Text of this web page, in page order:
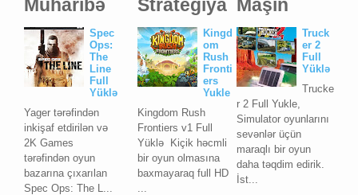
Müharibə
Spec
Ops:
The
Line
Full
Yüklə
Yager tərəfindən
inkişaf etdirilən və
2K Games
tərəfindən oyun
bazarına çıxarılan
Spec Ops: The L...
Maşın
Truck
er 2
Full
Yüklə
Trucke
r 2 Full Yukle,
Simulator oyunlarını
sevənlər üçün
maraqlı bir oyun
daha təqdim edirik.
İst...
Strategiya
Kingd
om
Rush
Fronti
ers
Yukle
Kingdom Rush
Frontiers v1 Full
Yüklə Kiçik həcmli
bir oyun olmasına
baxmayaraq full HD